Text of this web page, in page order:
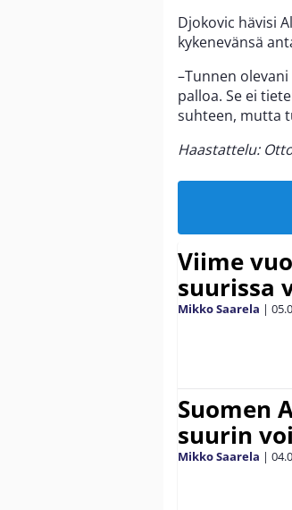
Djokovic hävisi
kykenevänsä
–Tunnen
palloa. Se ei
suhteen, mutta
Haastattelu:
Viime
suurissa
Mikko Saarela |
Suomen
suurin
Mikko Saarela |